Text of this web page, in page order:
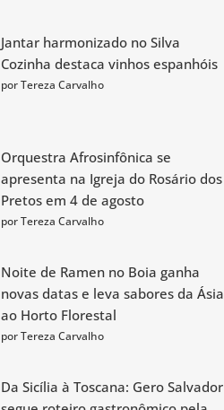
Jantar harmonizado no Silva
Cozinha destaca vinhos espanhóis
por Tereza Carvalho
Orquestra Afrosinfônica se
apresenta na Igreja do Rosário dos
Pretos em 4 de agosto
por Tereza Carvalho
Noite de Ramen no Boia ganha
novas datas e leva sabores da Ásia
ao Horto Florestal
por Tereza Carvalho
Da Sicília à Toscana: Gero Salvador